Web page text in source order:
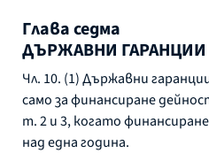
Глава седма
ДЪРЖАВНИ ГАРАНЦИИ
Чл. 10. (1) Държавни
само за финансиране
т. 2 и 3, когато
над една година.